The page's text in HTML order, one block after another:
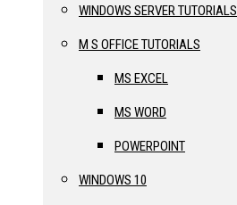
WINDOWS SERVER TUTORIALS
M S OFFICE TUTORIALS
MS EXCEL
MS WORD
POWERPOINT
WINDOWS 10